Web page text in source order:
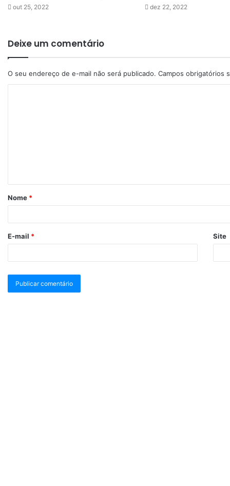
out 25, 2022 dez 22, 2022
Deixe um comentário
O seu endereço de e-mail não será publicado. Campos obrigatórios
Nome *
E-mail * Site